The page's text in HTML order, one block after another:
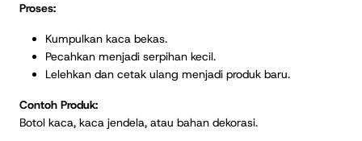
Proses:
Kumpulkan kaca bekas.
Pecahkan menjadi serpihan kecil.
Lelehkan dan cetak ulang menjadi produk baru.
Contoh Produk:
Botol kaca, kaca jendela, atau bahan dekorasi.